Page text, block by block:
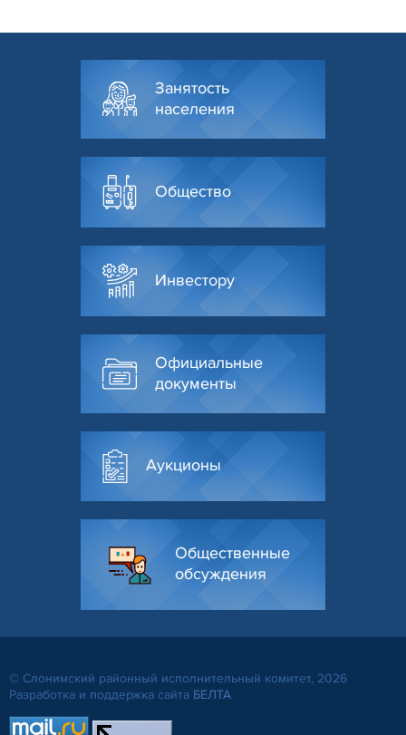
Занятость
населения
Общество
Инвестору
Официальные
документы
Аукционы
Общественные
обсуждения
© Слонимский районный исполнительный комитет, 2026
Разработка и поддержка сайта БЕЛТА